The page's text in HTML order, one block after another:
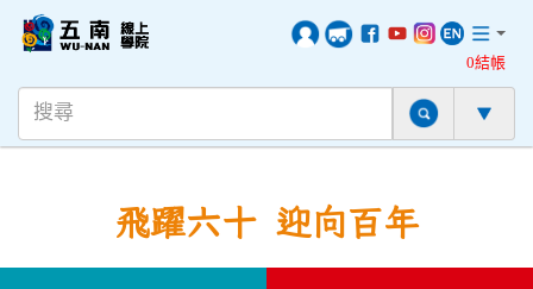
0結帳
飛躍六十 迎向百年